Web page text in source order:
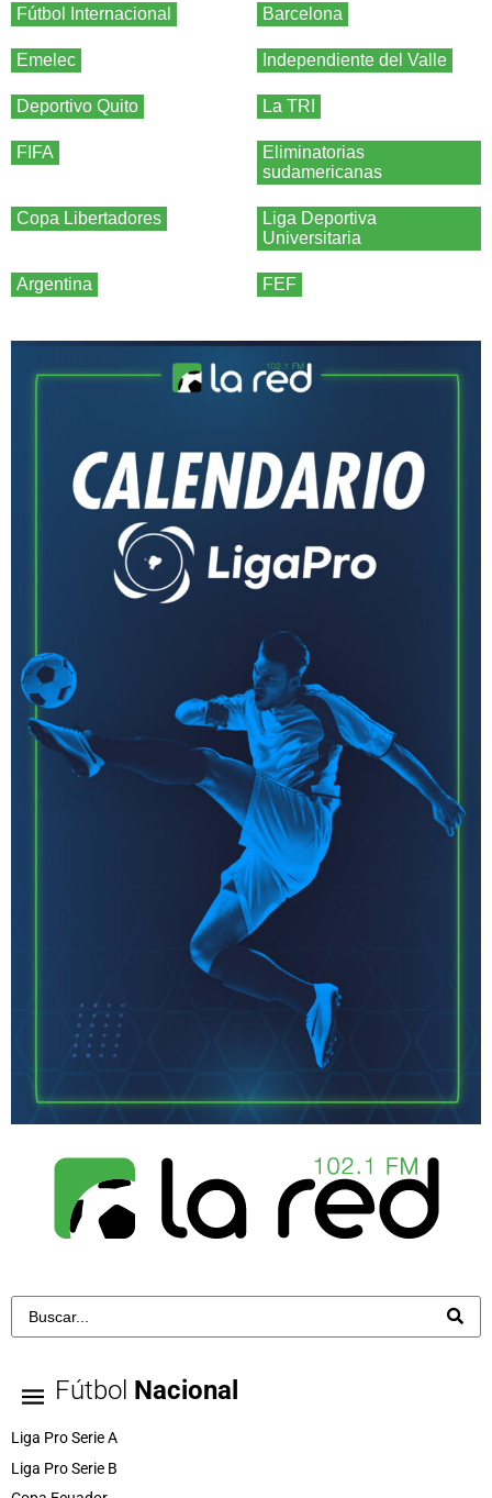
Fútbol Internacional Barcelona
Emelec Independiente del Valle
Deportivo Quito La TRI
FIFA
Eliminatorias
sudamericanas
Copa Libertadores
Liga Deportiva
Universitaria
Argentina FEF
Fútbol Nacional
Liga Pro Serie A
Liga Pro Serie B